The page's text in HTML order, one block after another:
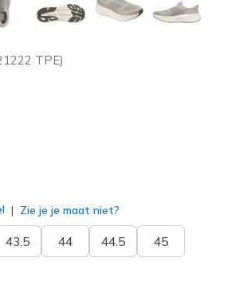
TPE)
Zie je je maat niet?
43.5 44 44.5 45